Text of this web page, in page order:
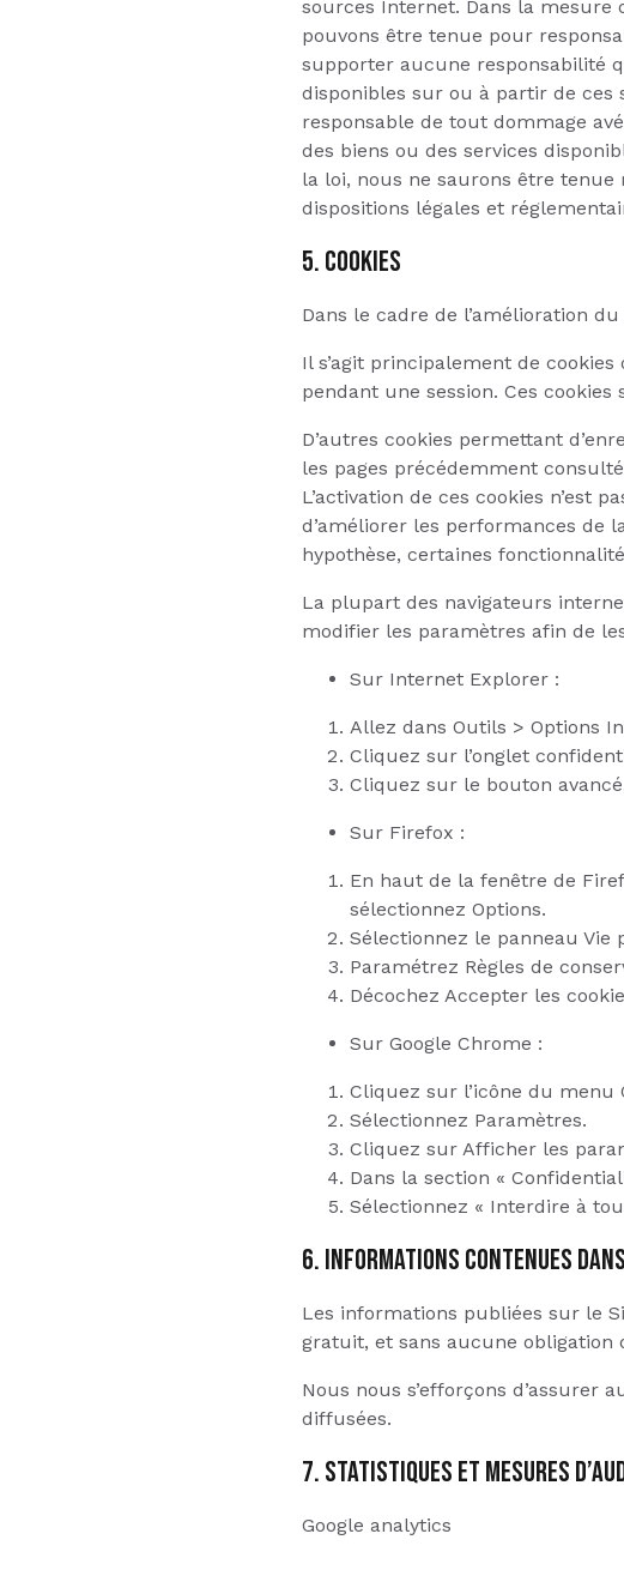
sources Internet. Dans la mesure
pouvons être tenue pour
supporter aucune responsabilité
disponibles sur ou à partir de ces
responsable de tout dommage
des biens ou des services
la loi, nous ne saurons être
dispositions légales et
5. COOKIES
Dans le cadre de l’amélioration
Il s’agit principalement de
pendant une session. Ces
D’autres cookies permettant
les pages précédemment
L’activation de ces cookies n’est
d’améliorer les performances de
hypothèse, certaines
La plupart des navigateurs
modifier les paramètres afin de
Sur Internet Explorer :
Allez dans Outils > Options
Cliquez sur l’onglet
Cliquez sur le bouton
Sur Firefox :
En haut de la fenêtre de
sélectionnez Options.
Sélectionnez le panneau Vie
Paramétrez Règles de
Décochez Accepter les
Sur Google Chrome :
Cliquez sur l’icône du menu
Sélectionnez Paramètres.
Cliquez sur Afficher les
Dans la section «
Sélectionnez « Interdire à
6. INFORMATIONS CONTENUES
Les informations publiées sur le
gratuit, et sans aucune obligation
Nous nous s’efforçons d’assurer
diffusées.
7. STATISTIQUES ET MESURES
Google analytics